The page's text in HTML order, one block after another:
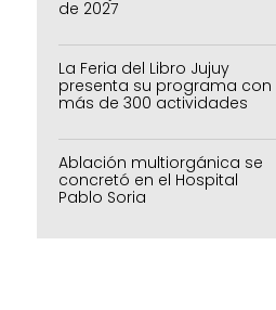
de 2027
La Feria del Libro Jujuy
presenta su programa con
más de 300 actividades
Ablación multiorgánica se
concretó en el Hospital
Pablo Soria